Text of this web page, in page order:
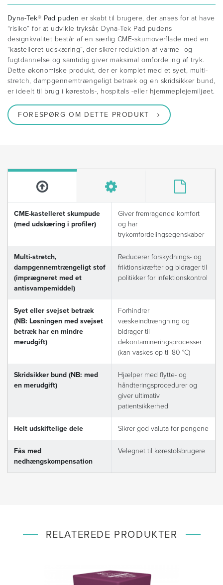
Dyna-Tek® Pad puden er skabt til brugere, der anses for at have
“risiko” for at udvikle tryksår. Dyna-Tek Pad pudens
designkvalitet består af en særlig CME-skumoverflade med en
“kastelleret udskæring”, der sikrer reduktion af varme- og
fugtdannelse og samtidig giver maksimal omfordeling af tryk.
Dette økonomiske produkt, der er komplet med et syet, multi-
stretch, dampgennemtrængeligt betræk og en skridsikker bund,
er ideelt til brug i kørestols-, hospitals -eller hjemmeplejemiljøet.
FORESPØRG OM DETTE PRODUKT
CME-kastelleret skumpude
(med udskæring i profiler)
Giver fremragende komfort
og har
trykomfordelingsegenskaber
Multi-stretch,
dampgennemtrængeligt stof
(imprægneret med et
antisvampemiddel)
Reducerer forskydnings- og
friktionskræfter og bidrager til
politikker for infektionskontrol
Syet eller svejset betræk
(NB: Løsningen med svejset
betræk har en mindre
merudgift)
Forhindrer
væskeindtrængning og
bidrager til
dekontamineringsprocesser
(kan vaskes op til 80 °C)
Skridsikker bund (NB: med
en merudgift)
Hjælper med flytte- og
håndteringsprocedurer og
giver ultimativ
patientsikkerhed
Helt udskiftelige dele Sikrer god valuta for pengene
Fås med
nedhængskompensation
Velegnet til kørestolsbrugere
RELATEREDE PRODUKTER